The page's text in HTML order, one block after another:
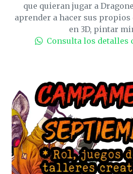
que quieran jugar a
aprender a hacer sus
en 3D, pintar
Consulta los detalles